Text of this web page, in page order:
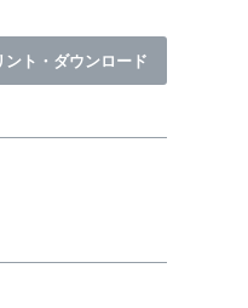
ント・ダウンロード